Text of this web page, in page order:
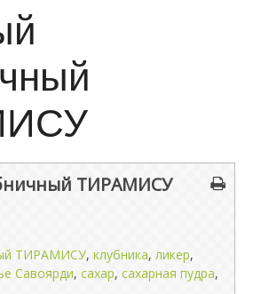
ТИРАМИСУ
ТИРАМИСУ, клубника, ликер,
Савоярди, сахар, сахарная пудра,